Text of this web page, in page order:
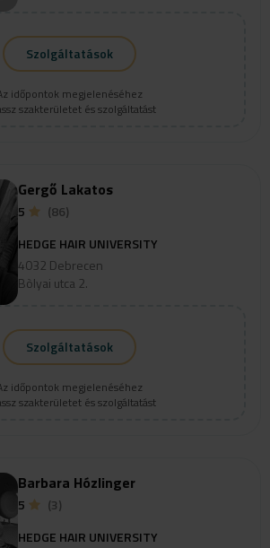
Szolgáltatások
időpontok megjelenéséhez
szakterületet és szolgáltatást
Szolgáltatások
időpontok megjelenéséhez
szakterületet és szolgáltatást
Gergő Lakatos
5
(86)
HEDGE HAIR UNIVERSITY
4032 Debrecen
Bòlyai utca 2.
Barbara Hózlinger
5
(3)
HEDGE HAIR UNIVERSITY